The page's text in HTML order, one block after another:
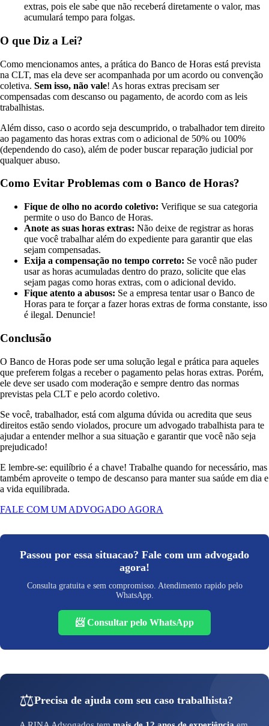
extras, pois ele sabe que não receberá diretamente o valor, mas
acumulará tempo para folgas.
O que Diz a Lei?
Como mencionamos antes, a prática do Banco de Horas está prevista
na CLT, mas ela deve ser acompanhada por um acordo ou convenção
coletiva. Sem isso, não vale! As horas extras precisam ser
compensadas com descanso ou pagamento, de acordo com as leis
trabalhistas.
Além disso, caso o acordo seja descumprido, o trabalhador tem direito
ao pagamento das horas extras com o adicional de 50% ou 100%
(dependendo do caso), além de poder buscar reparação judicial por
qualquer abuso.
Como Evitar Problemas com o Banco de Horas?
Fique de olho no acordo coletivo: Verifique se sua categoria
permite o uso do Banco de Horas.
Anote as suas horas extras: Não deixe de registrar as horas
que você trabalhar além do expediente para garantir que elas
sejam compensadas.
Exija a compensação no tempo correto: Se você não puder
usar as horas acumuladas dentro do prazo, solicite que elas
sejam pagas como horas extras, com o adicional devido.
Fique atento a abusos: Se a empresa tentar usar o Banco de
Horas para te forçar a fazer horas extras de forma constante, isso
é ilegal. Denuncie!
Conclusão
O Banco de Horas pode ser uma solução legal e prática para aqueles
que preferem folgas a receber o pagamento pelas horas extras. Porém,
ele deve ser usado com moderação e sempre dentro das normas
previstas pela CLT e pelo acordo coletivo.
Se você, trabalhador, está com alguma dúvida ou acredita que seus
direitos estão sendo violados, procure um advogado trabalhista para te
ajudar a entender melhor a sua situação e garantir que você não seja
prejudicado!
E lembre-se: equilíbrio é a chave! Trabalhe quando for necessário, mas
também aproveite o tempo de descanso para manter sua saúde em dia e
a vida equilibrada.
FALE COM UM ADVOGADO AGORA
Passou por essa situacao? Fale com um advogado
agora!
Consulta gratuita e sem compromisso. Atendimento rapido pelo
WhatsApp.
📨 Consultar pelo WhatsApp
⚖️Precisa de ajuda com seu caso trabalhista?